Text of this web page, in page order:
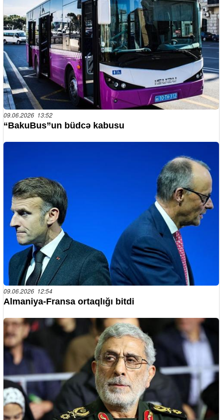
09.06.2026 13:52
“BakuBus”un büdcə kabusu
09.06.2026 12:54
Almaniya-Fransa ortaqlığı bitdi